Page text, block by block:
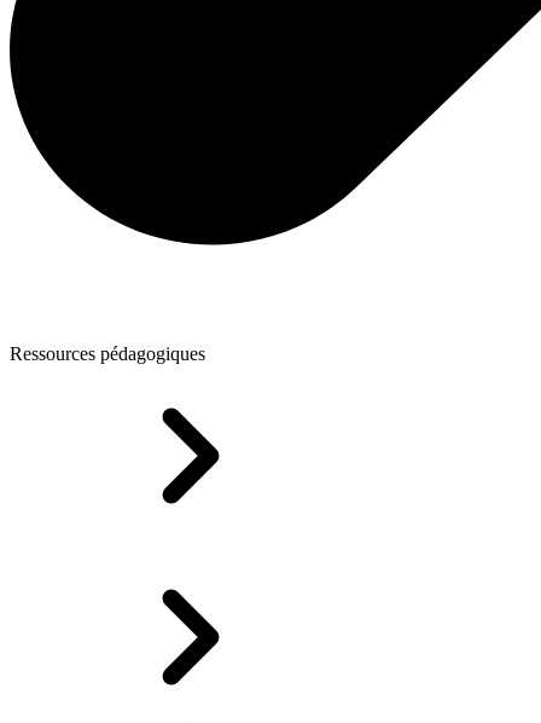
Ressources pédagogiques